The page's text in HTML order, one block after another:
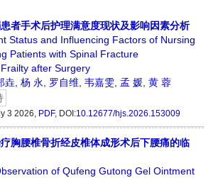
者手术后护理满意度现状及影响因素分析
Status and Influencing Factors of Nursing
Patients with Spinal Fracture
after Surgery
垚, 杨 永, 罗自维, 韦嘉雯, 孟 媛, 黄 蓉
3 2026, PDF, DOI:10.12677/hjs.2026.153009
胸腰椎骨折经皮椎体成形术后下腰痛的临
of Qufeng Gutong Gel Ointment